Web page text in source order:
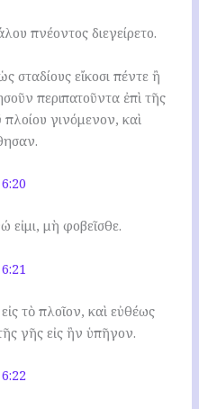
πνέοντος διεγείρετο.
σταδίους εἴκοσι πέντε ἢ
περιπατοῦντα ἐπὶ τῆς
γινόμενον, καὶ
εἰμι, μὴ φοβεῖσθε.
τὸ πλοῖον, καὶ εὐθέως
γῆς εἰς ἣν ὑπῆγον.